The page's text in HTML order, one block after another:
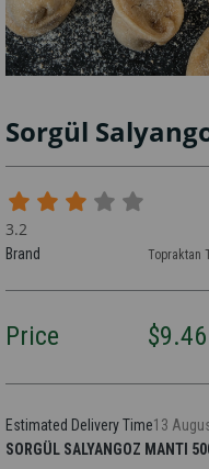
Sorgül
3.2
Brand Topraktan
Price $9.46
Estimated Delivery Time13
SORGÜL SALYANGOZ MANTI